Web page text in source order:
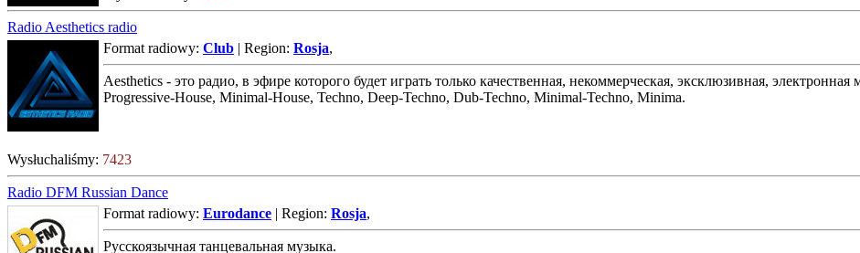
Radio Aesthetics radio
Format radiowy: Club | Region: Rosja,
Aesthetics - это радио, в эфире которого будет играть только качественная, некоммерческая, эксклюзивная,
Progressive-House, Minimal-House, Techno, Deep-Techno, Dub-Techno, Minimal-Techno, Minima.
Wysłuchaliśmy: 7423
Radio DFM Russian Dance
Format radiowy: Eurodance | Region: Rosja,
Русскоязычная танцевальная музыка.